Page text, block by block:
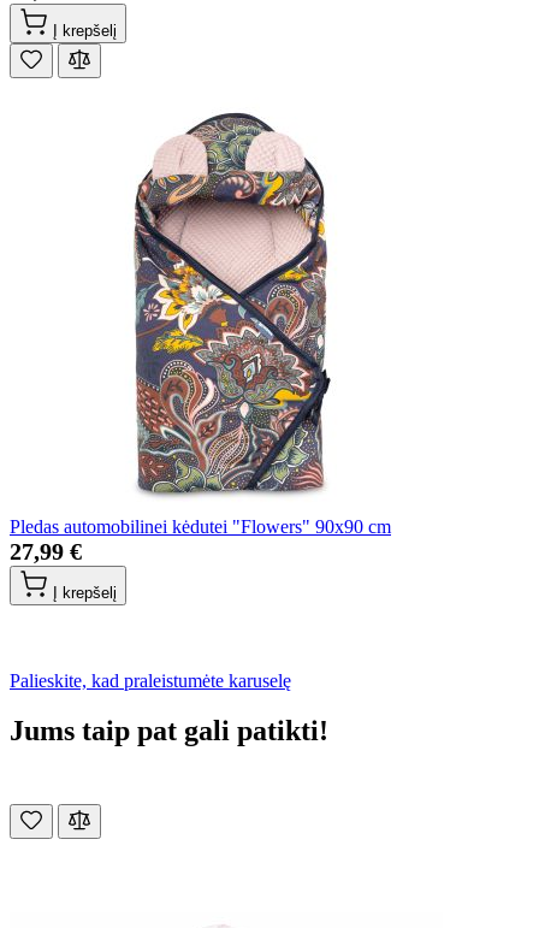
Į krepšelį
Pledas automobilinei kėdutei "Flowers" 90x90 cm
27,99 €
Į krepšelį
Palieskite, kad praleistumėte karuselę
Jums taip pat gali patikti!